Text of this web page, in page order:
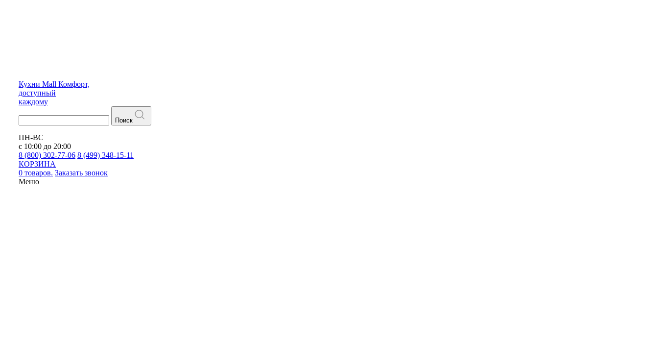
Кухни Mall Комфорт,
доступный
каждому
Поиск
ПН-ВС
с 10:00 до 20:00
8 (800) 302-77-06 8 (499) 348-15-11
КОРЗИНА
0 товаров. Заказать звонок
Меню